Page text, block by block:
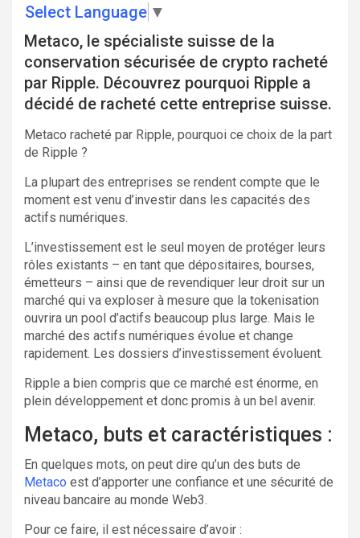
Select Language ▼
Metaco, le spécialiste suisse de la
conservation sécurisée de crypto racheté
par Ripple. Découvrez pourquoi Ripple a
décidé de racheté cette entreprise suisse.
Metaco racheté par Ripple, pourquoi ce choix de la part
de Ripple ?
La plupart des entreprises se rendent compte que le
moment est venu d’investir dans les capacités des
actifs numériques.
L’investissement est le seul moyen de protéger leurs
rôles existants – en tant que dépositaires, bourses,
émetteurs – ainsi que de revendiquer leur droit sur un
marché qui va exploser à mesure que la tokenisation
ouvrira un pool d’actifs beaucoup plus large. Mais le
marché des actifs numériques évolue et change
rapidement. Les dossiers d’investissement évoluent.
Ripple a bien compris que ce marché est énorme, en
plein développement et donc promis à un bel avenir.
Metaco, buts et caractéristiques :
En quelques mots, on peut dire qu’un des buts de
Metaco est d’apporter une confiance et une sécurité de
niveau bancaire au monde Web3.
Pour ce faire, il est nécessaire d’avoir :